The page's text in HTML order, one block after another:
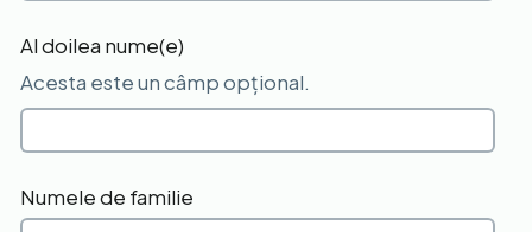
Al doilea nume(e)
Acesta este un câmp opțional.
Numele de familie